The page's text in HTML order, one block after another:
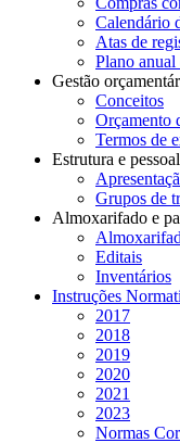
Calendário
Atas de
Plano
Gestão
Conceitos
Orçamento
Termos de
Estrutura e pessoal
Grupos de
Almoxarifado e
Editais
Inventários
Instruções
2017
2018
2019
2020
2021
2023
Normas